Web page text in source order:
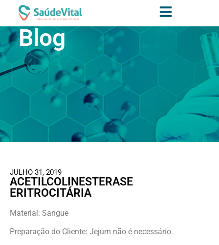
Blog
JULHO 31, 2019
ACETILCOLINESTERASE
ERITROCITÁRIA
Material: Sangue
Preparação do Cliente: Jejum não é necessário.